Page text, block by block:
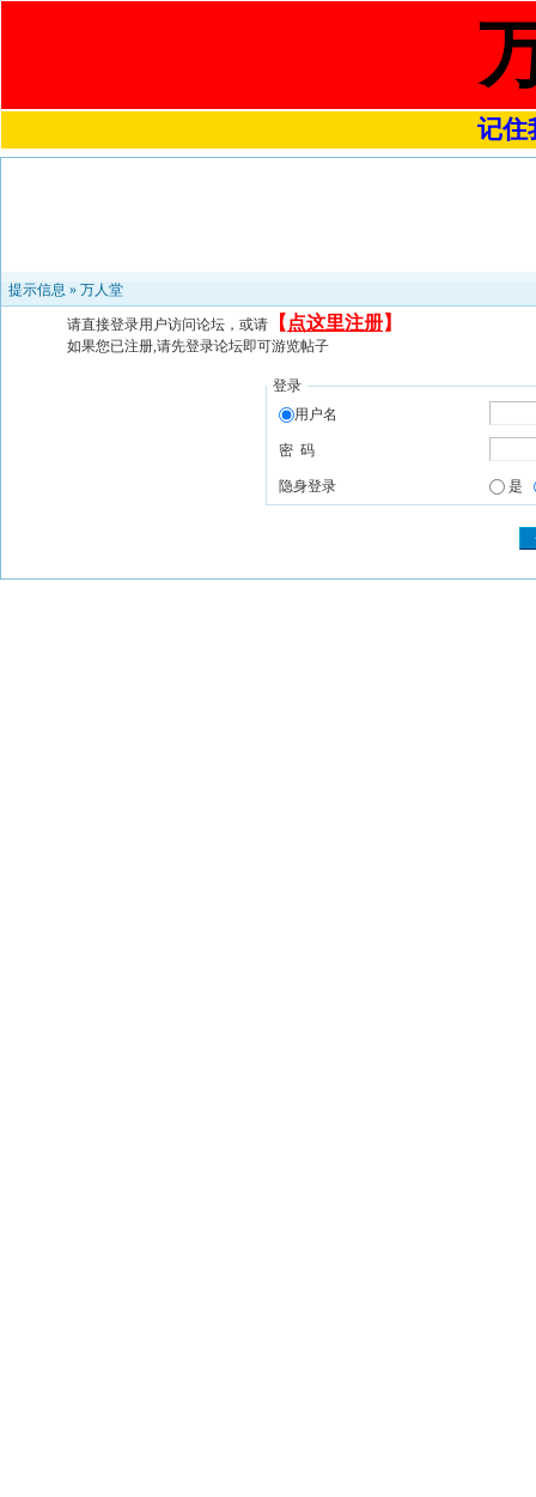
记住
提示信息 » 万人堂
请直接登录用户访问论坛，或请 【 点这里注册】
如果您已注册,请先登录论坛即可游览帖子
登录
用户名
密 码
隐身登录 是